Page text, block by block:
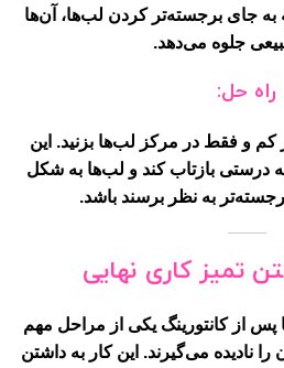
جای برجسته‌تر کردن لب‌ها، آن‌ها
جلوه می‌دهد.
راه حل:
کم و فقط در مرکز لب‌ها بزنید. این
درستی بازتاب کند و لب‌ها به شکل
به نظر برسند باشد.
از کانتورینگ یکی از مراحل مهم
نادیده می‌گیرند. این کار به داشتن